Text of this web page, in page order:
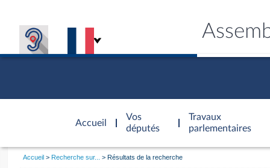
Accueil
d'accueil
Vos
députés
Travaux
parlementaires
Vous
Accueil Recherche sur... Résultats de la recherche